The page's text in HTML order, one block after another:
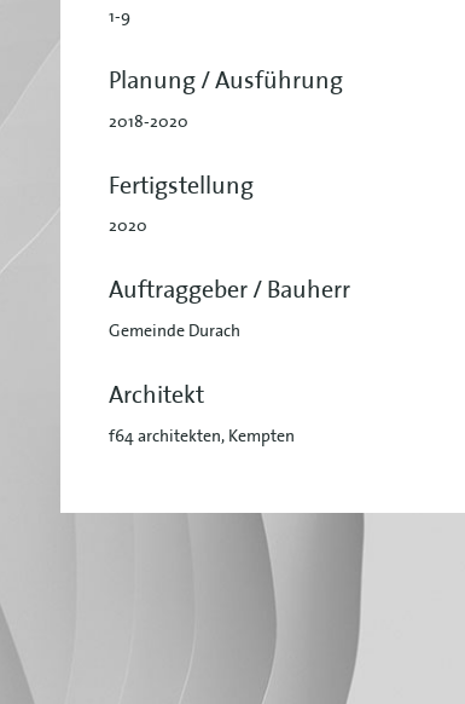
1-9
Planung / Ausführung
2018-2020
Fertigstellung
2020
Auftraggeber / Bauherr
Gemeinde Durach
Architekt
f64 architekten, Kempten